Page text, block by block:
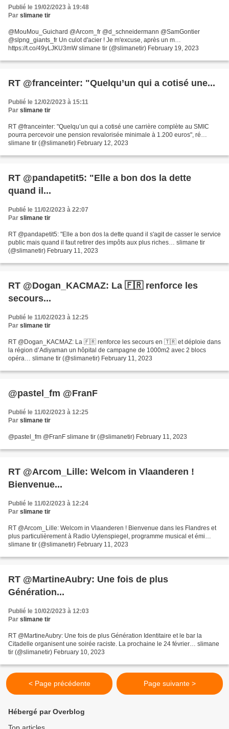
Publié le 19/02/2023 à 19:48
Par slimane tir
@MouMou_Guichard @Arcom_fr @d_schneidermann @SamGontier
@slpng_giants_fr Un culot d'acier ! Je m'excuse, après un m…
https://t.co/49yLJKU3mW slimane tir (@slimanetir) February 19, 2023
RT @franceinter: "Quelqu’un qui a cotisé une...
Publié le 12/02/2023 à 15:11
Par slimane tir
RT @franceinter: "Quelqu’un qui a cotisé une carrière complète au SMIC
pourra percevoir une pension revalorisée minimale à 1.200 euros", ré…
slimane tir (@slimanetir) February 12, 2023
RT @pandapetit5: "Elle a bon dos la dette
quand il...
Publié le 11/02/2023 à 22:07
Par slimane tir
RT @pandapetit5: "Elle a bon dos la dette quand il s'agit de casser le service
public mais quand il faut retirer des impôts aux plus riches… slimane tir
(@slimanetir) February 11, 2023
RT @Dogan_KACMAZ: La 🇫🇷 renforce les
secours...
Publié le 11/02/2023 à 12:25
Par slimane tir
RT @Dogan_KACMAZ: La 🇫🇷 renforce les secours en 🇹🇷 et déploie dans
la région d’Adiyaman un hôpital de campagne de 1000m2 avec 2 blocs
opéra… slimane tir (@slimanetir) February 11, 2023
@pastel_fm @FranF
Publié le 11/02/2023 à 12:25
Par slimane tir
@pastel_fm @FranF slimane tir (@slimanetir) February 11, 2023
RT @Arcom_Lille: Welcom in Vlaanderen !
Bienvenue...
Publié le 11/02/2023 à 12:24
Par slimane tir
RT @Arcom_Lille: Welcom in Vlaanderen ! Bienvenue dans les Flandres et
plus particulièrement à Radio Uylenspiegel, programme musical et émi…
slimane tir (@slimanetir) February 11, 2023
RT @MartineAubry: Une fois de plus
Génération...
Publié le 10/02/2023 à 12:03
Par slimane tir
RT @MartineAubry: Une fois de plus Génération Identitaire et le bar la
Citadelle organisent une soirée raciste. La prochaine le 24 février… slimane
tir (@slimanetir) February 10, 2023
< Page précédente Page suivante >
Hébergé par Overblog